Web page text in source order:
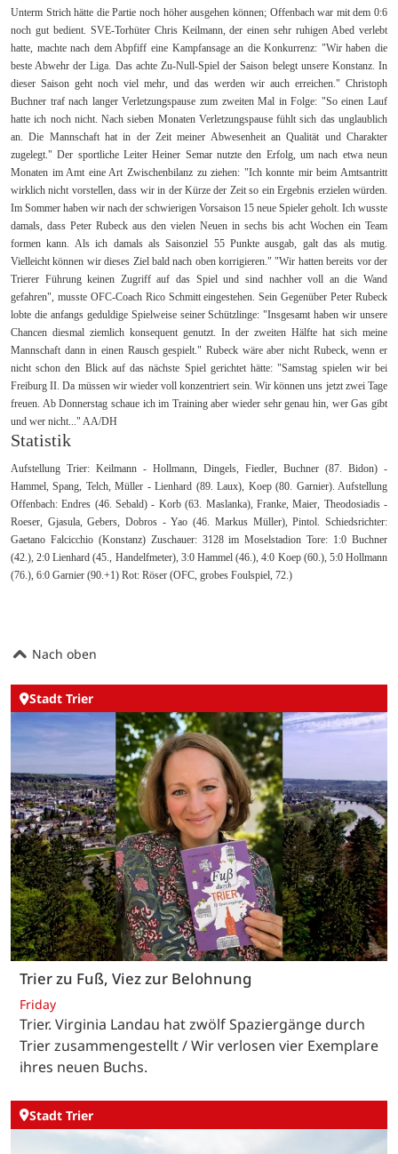
Unterm Strich hätte die Partie noch höher ausgehen können; Offenbach war mit dem 0:6
noch gut bedient. SVE-Torhüter Chris Keilmann, der einen sehr ruhigen Abed verlebt
hatte, machte nach dem Abpfiff eine Kampfansage an die Konkurrenz: "Wir haben die
beste Abwehr der Liga. Das achte Zu-Null-Spiel der Saison belegt unsere Konstanz. In
dieser Saison geht noch viel mehr, und das werden wir auch erreichen." Christoph
Buchner traf nach langer Verletzungspause zum zweiten Mal in Folge: "So einen Lauf
hatte ich noch nicht. Nach sieben Monaten Verletzungspause fühlt sich das unglaublich
an. Die Mannschaft hat in der Zeit meiner Abwesenheit an Qualität und Charakter
zugelegt." Der sportliche Leiter Heiner Semar nutzte den Erfolg, um nach etwa neun
Monaten im Amt eine Art Zwischenbilanz zu ziehen: "Ich konnte mir beim Amtsantritt
wirklich nicht vorstellen, dass wir in der Kürze der Zeit so ein Ergebnis erzielen würden.
Im Sommer haben wir nach der schwierigen Vorsaison 15 neue Spieler geholt. Ich wusste
damals, dass Peter Rubeck aus den vielen Neuen in sechs bis acht Wochen ein Team
formen kann. Als ich damals als Saisonziel 55 Punkte ausgab, galt das als mutig.
Vielleicht können wir dieses Ziel bald nach oben korrigieren." "Wir hatten bereits vor der
Trierer Führung keinen Zugriff auf das Spiel und sind nachher voll an die Wand
gefahren", musste OFC-Coach Rico Schmitt eingestehen. Sein Gegenüber Peter Rubeck
lobte die anfangs geduldige Spielweise seiner Schützlinge: "Insgesamt haben wir unsere
Chancen diesmal ziemlich konsequent genutzt. In der zweiten Hälfte hat sich meine
Mannschaft dann in einen Rausch gespielt." Rubeck wäre aber nicht Rubeck, wenn er
nicht schon den Blick auf das nächste Spiel gerichtet hätte: "Samstag spielen wir bei
Freiburg II. Da müssen wir wieder voll konzentriert sein. Wir können uns jetzt zwei Tage
freuen. Ab Donnerstag schaue ich im Training aber wieder sehr genau hin, wer Gas gibt
und wer nicht..." AA/DH
Statistik
Aufstellung Trier: Keilmann - Hollmann, Dingels, Fiedler, Buchner (87. Bidon) -
Hammel, Spang, Telch, Müller - Lienhard (89. Laux), Koep (80. Garnier). Aufstellung
Offenbach: Endres (46. Sebald) - Korb (63. Maslanka), Franke, Maier, Theodosiadis -
Roeser, Gjasula, Gebers, Dobros - Yao (46. Markus Müller), Pintol. Schiedsrichter:
Gaetano Falcicchio (Konstanz) Zuschauer: 3128 im Moselstadion Tore: 1:0 Buchner
(42.), 2:0 Lienhard (45., Handelfmeter), 3:0 Hammel (46.), 4:0 Koep (60.), 5:0 Hollmann
(76.), 6:0 Garnier (90.+1) Rot: Röser (OFC, grobes Foulspiel, 72.)
Nach oben
Stadt Trier
Trier zu Fuß, Viez zur Belohnung
Friday
Trier. Virginia Landau hat zwölf Spaziergänge durch
Trier zusammengestellt / Wir verlosen vier Exemplare
ihres neuen Buchs.
Stadt Trier